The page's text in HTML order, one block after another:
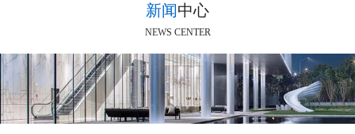
新闻中心
NEWS CENTER